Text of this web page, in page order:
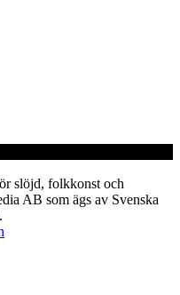
slöjd, folkkonst och
AB som ägs av Svenska